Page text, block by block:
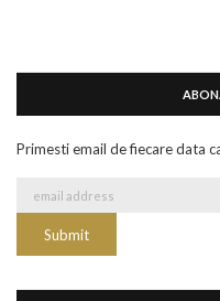
Primesti email de fiecare data